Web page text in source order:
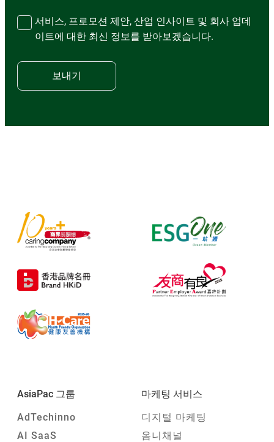
서비스, 프로모션 제안, 산업 인사이트 및 회사 업데
이트에 대한 최신 정보를 받아보겠습니다.
보내기
AsiaPac 그룹
AdTechinno
AI SaaS
마케팅 서비스
디지털 마케팅
옴니채널